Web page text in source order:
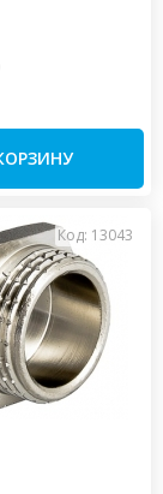
Код: 13043